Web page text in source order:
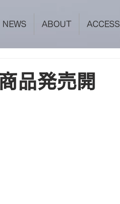
NEWS ABOUT ACCESS
品発売開